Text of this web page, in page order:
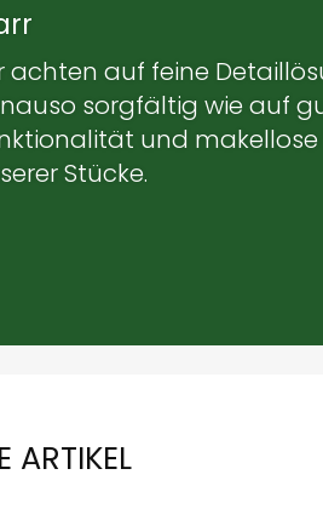
achten auf feine
sorgfältig wie auf
und
Stücke.
ARTIKEL